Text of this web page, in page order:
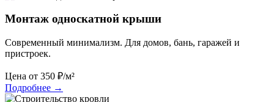
Монтаж односкатной крыши
Современный минимализм. Для домов, бань, гаражей и
пристроек.
Цена от 350 ₽/м²
Подробнее →